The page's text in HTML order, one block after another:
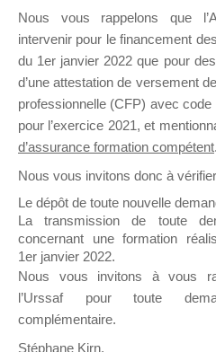
Ce groupe est destiné
Formation qui souhaitent
Propositions Mallette du
Ce groupe propose un
sur lequel il est possible
ou poser une question.
NB : Il est nécessaire
pouvoir rejoindre ce
Nous vous rappelons que
intervenir pour le financement
du 1er janvier 2022 que pour
d’une attestation de versement
professionnelle (CFP) avec
pour l’exercice 2021, et
d’assurance formation compétent.
Nous vous invitons donc à
Le dépôt de toute nouvelle
La transmission de toute
concernant une formation
1er janvier 2022.
Nous vous invitons à vous
l’Urssaf pour toute
complémentaire.
Stéphane Kirn,